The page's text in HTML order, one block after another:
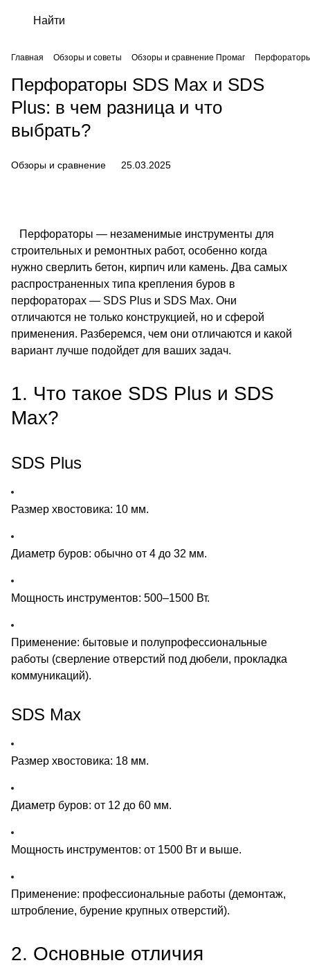
Главная Обзоры и советы Обзоры и сравнение Промаг
Перфораторы SDS Max и SDS
Plus: в чем разница и что
выбрать?
Обзоры и сравнение 25.03.2025
Перфораторы — незаменимые инструменты для
строительных и ремонтных работ, особенно когда
нужно сверлить бетон, кирпич или камень. Два самых
распространенных типа крепления буров в
перфораторах — SDS Plus и SDS Max. Они
отличаются не только конструкцией, но и сферой
применения. Разберемся, чем они отличаются и какой
вариант лучше подойдет для ваших задач.
1. Что такое SDS Plus и SDS
Max?
SDS Plus
Размер хвостовика: 10 мм.
Диаметр буров: обычно от 4 до 32 мм.
Мощность инструментов: 500–1500 Вт.
Применение: бытовые и полупрофессиональные
работы (сверление отверстий под дюбели, прокладка
коммуникаций).
SDS Max
Размер хвостовика: 18 мм.
Диаметр буров: от 12 до 60 мм.
Мощность инструментов: от 1500 Вт и выше.
Применение: профессиональные работы (демонтаж,
штробление, бурение крупных отверстий).
2. Основные отличия